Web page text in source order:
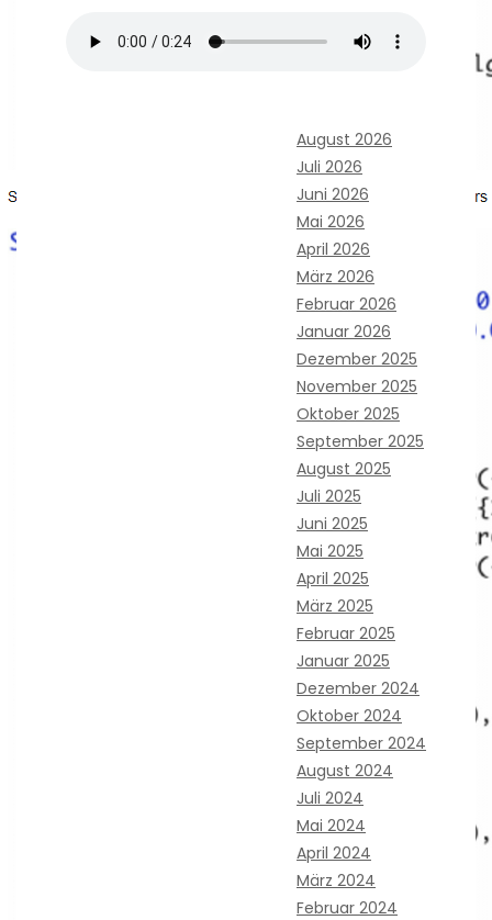
August 2026
Juli 2026
Juni 2026
Mai 2026
April 2026
März 2026
Februar 2026
Januar 2026
Dezember 2025
November 2025
Oktober 2025
September 2025
August 2025
Juli 2025
Juni 2025
Mai 2025
April 2025
März 2025
Februar 2025
Januar 2025
Dezember 2024
Oktober 2024
September 2024
August 2024
Juli 2024
Mai 2024
April 2024
März 2024
Februar 2024